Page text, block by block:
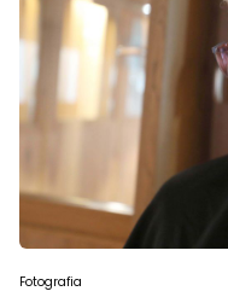
Fotografia